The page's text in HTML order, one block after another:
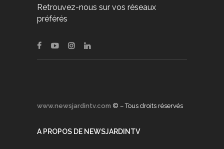
Retrouvez-nous sur vos réseaux
préférés
www.newsjardintv.com © – Tous droits réservés
A PROPOS DE NEWSJARDINTV